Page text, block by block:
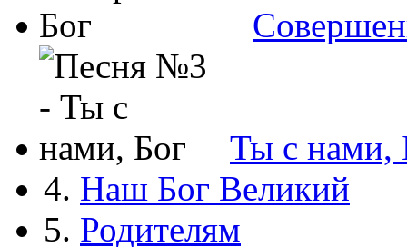
Ты с нами,
4. Наш Бог Великий
5. Родителям